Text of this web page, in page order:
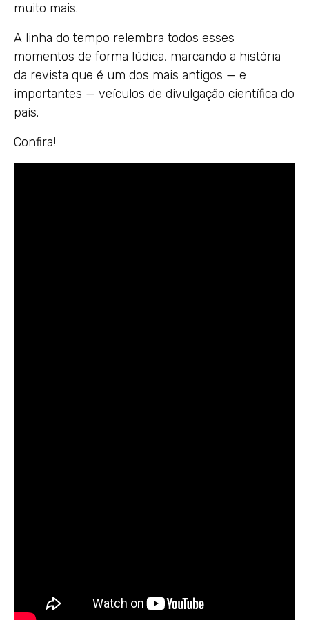
muito mais.
A linha do tempo relembra todos esses
momentos de forma lúdica, marcando a história
da revista que é um dos mais antigos — e
importantes — veículos de divulgação científica do
país.
Confira!